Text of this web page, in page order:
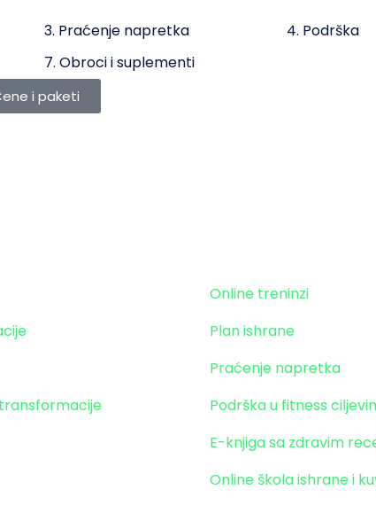
3. Praćenje napretka
4. Podrška
7. Obroci i suplementi
i paketi
Online treninzi
Plan ishrane
Praćenje napretka
Podrška u fitness
E-knjiga sa zdravim
Online škola ishrane i